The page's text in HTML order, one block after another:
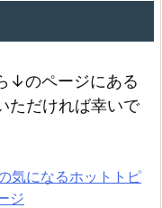
↓のページにある
ただければ幸いで
気になるホットトピ
ジ